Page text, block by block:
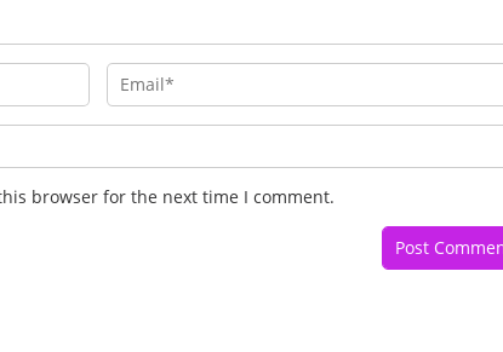
browser for the next time I comment.